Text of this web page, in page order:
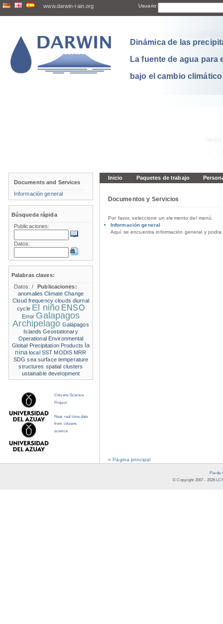
www.darwin-rain.org Usuario:
Dinámica de las
La fuente de agua para
bajo el cambio climático
Inicio Paquetes de trabajo
Documentos y Servicios
Por favor, seleccione un elemento del menú.
Información general
Aquí se encuentra información general y
« Página principal
Documents and Services
Información general
Búsqueda rápida
Publicaciones:
Datos:
Palabras claves:
Datos: /
Publicaciones:
anomalies Climate Change
Cloud frequency clouds diurnal
cycle El niño ENSO
Error Galapagos
Archipelago Galápagos
Islands Geostationary
Operational Environmental
Global Precipitation Products la
nina local SST MODIS MRR
SDG sea surface temperature
structures spatial clusters
ustainable development
Citizens Science
Project
Near real time data
from citizens
science
Pie de
© Copyright 2007 - 2026